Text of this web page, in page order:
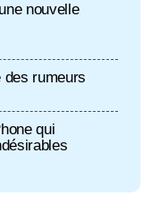
nouvelle
rumeurs
qui